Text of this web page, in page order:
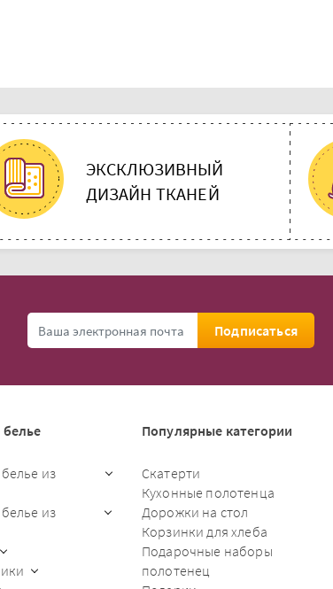
ЭКСКЛЮЗИВНЫЙ
ДИЗАЙН ТКАНЕЙ
Подписаться
из
из
Популярные категории
Скатерти
Кухонные полотенца
Дорожки на стол
Корзинки для хлеба
Подарочные наборы
полотенец